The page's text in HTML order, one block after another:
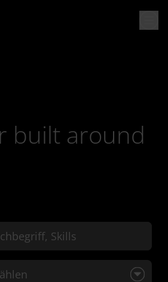
built around
oder Skills eingeben